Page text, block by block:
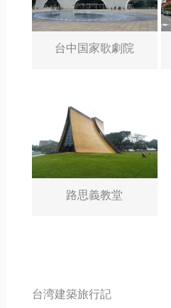
台中国家歌劇院
路思義教堂
台湾建築旅行記